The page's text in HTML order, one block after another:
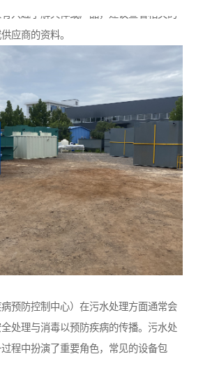
兴趣了解具体或产品，建议查看相关的
应商的资料。
预防控制中心）在污水处理方面通常会
处理与消毒以预防疾病的传播。污水处
程中扮演了重要角色，常见的设备包